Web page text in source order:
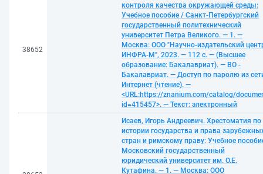
38652
контроля качества окружающей среды:
Учебное пособие / Санкт-Петербургский
государственный политехнический
университет Петра Великого. — 1. —
Москва: ООО "Научно-издательский
ИНФРА-М", 2023. — 112 с. — (Высшее
образование: Бакалавриат). — ВО -
Бакалавриат. — Доступ по паролю из
Интернет (чтение). —
<URL:https://znanium.com/catalog/
id=415457>. — Текст: электронный
Исаев, Игорь Андреевич. Хрестоматия по
истории государства и права
стран и римскому праву: Учебное
Московский государственный
юридический университет им. О.Е.
Кутафина. — 1. — Москва: ООО